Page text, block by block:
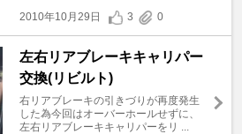
2010年10月29日
3 0
左右リアブレーキキャリパー
交換(⁠リビルト)
右リアブレーキの引きづりが再度発生
した為今回はオーバーホールせずに、
左右リアブレーキキャリパーをリ ...